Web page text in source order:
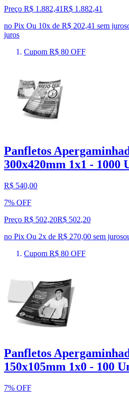
Preço R$ 1.882,41R$ 1.882,41
no Pix Ou 10x de R$ 202,41 sem juros
juros
Cupom R$ 80 OFF
Panfletos
300x420mm 1x1 - 1000
R$ 540,00
7% OFF
Preço R$ 502,20R$ 502,20
no Pix Ou 2x de R$ 270,00 sem juros
Cupom R$ 80 OFF
Panfletos
150x105mm 1x0 - 100
7% OFF